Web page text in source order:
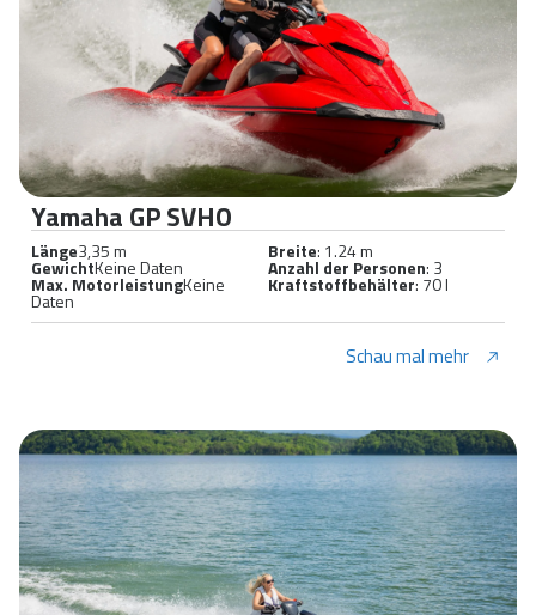
Yamaha GP SVHO
Länge3,35 m Breite: 1.24 m
GewichtKeine Daten Anzahl der Personen: 3
Max. MotorleistungKeine
Daten
Kraftstoffbehälter: 70 l
Schau mal mehr